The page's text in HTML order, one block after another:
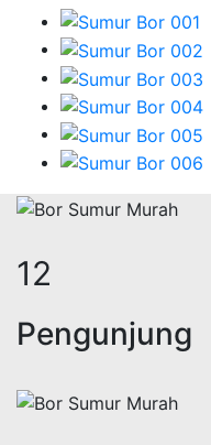
15
Pengunjung